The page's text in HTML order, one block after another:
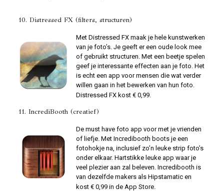
10. Distressed FX(filters, structuren)
Met Distressed FX maak je hele kunstwerken
van je foto’s. Je geeft er een oude look mee
of gebruikt structuren. Met een beetje spelen
geef je interessante effecten aan je foto. Het
is echt een app voor mensen die wat verder
willen gaan in het bewerken van hun foto.
Distressed FX kost € 0,99.
11. IncrediBooth(creatief)
De must have foto app voor met je vrienden
of liefje. Met Incredibooth boots je een
fotohokje na, inclusief zo’n leuke strip foto’s
onder elkaar. Hartstikke leuke app waar je
veel plezier aan zal beleven. Incredibooth is
van dezelfde makers als Hipstamatic en
kost € 0,99 in de App Store.